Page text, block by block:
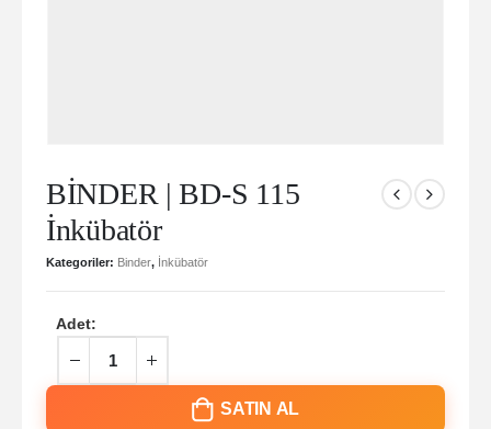
BİNDER | BD-S 115
İnkübatör
Kategoriler: Binder, İnkübatör
Adet:
SATIN AL